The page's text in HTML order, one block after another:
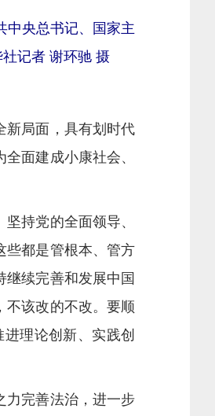
中央总书记、国家主
记者 谢环驰 摄
局面，具有划时代
面建成小康社会、
持党的全面领导、
些都是管根本、管方
续完善和发展中国
不该改的不改。要顺
理论创新、实践创
完善法治，进一步